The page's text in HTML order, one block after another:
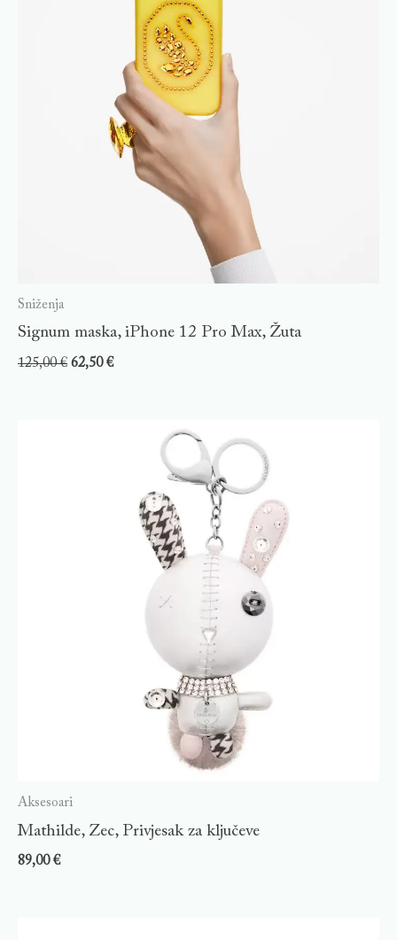
Sniženja
Signum maska, iPhone 12 Pro Max, Žuta
125,00€ 62,50€
Aksesoari
Mathilde, Zec, Privjesak za ključeve
89,00€